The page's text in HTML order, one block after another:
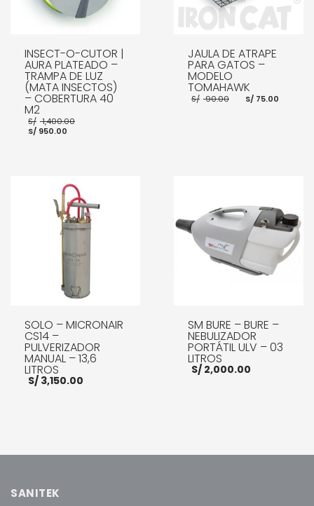
INSECT-O-CUTOR |
AURA PLATEADO –
TRAMPA DE LUZ
(MATA INSECTOS)
– COBERTURA 40
M2
S/ 1,400.00
S/ 950.00
AÑADIR AL CARRITO
JAULA DE ATRAPE
PARA GATOS –
MODELO
TOMAHAWK
S/ 90.00 El
precio
S/75.00
SOLO – MICRONAIR
CS14 –
PULVERIZADOR
MANUAL – 13,6
LITROS
S/ 3,150.00
SM BURE – BURE –
NEBULIZADOR
PORTÁTIL ULV – 03
LITROS
S/2,000.00
SANITEK